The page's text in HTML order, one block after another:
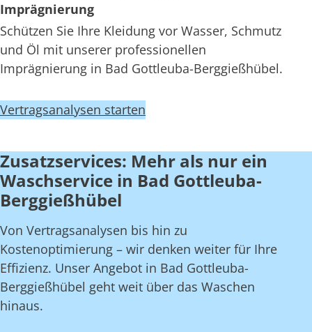
Imprägnierung
Schützen Sie Ihre Kleidung vor Wasser, Schmutz
und Öl mit unserer professionellen
Imprägnierung in Bad Gottleuba-Berggießhübel.
Vertragsanalysen starten
Zusatzservices: Mehr als nur ein
Waschservice in Bad Gottleuba-
Berggießhübel
Von Vertragsanalysen bis hin zu
Kostenoptimierung – wir denken weiter für Ihre
Effizienz. Unser Angebot in Bad Gottleuba-
Berggießhübel geht weit über das Waschen
hinaus.